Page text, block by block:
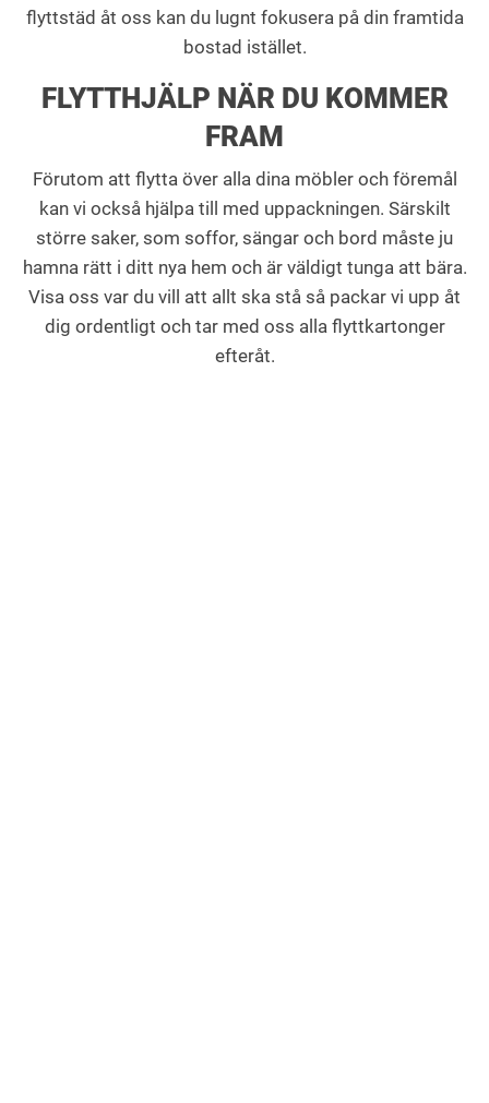
flyttstäd åt oss kan du lugnt fokusera på din framtida
bostad istället.
FLYTTHJÄLP NÄR DU KOMMER
FRAM
Förutom att flytta över alla dina möbler och föremål
kan vi också hjälpa till med uppackningen. Särskilt
större saker, som soffor, sängar och bord måste ju
hamna rätt i ditt nya hem och är väldigt tunga att bära.
Visa oss var du vill att allt ska stå så packar vi upp åt
dig ordentligt och tar med oss alla flyttkartonger
efteråt.